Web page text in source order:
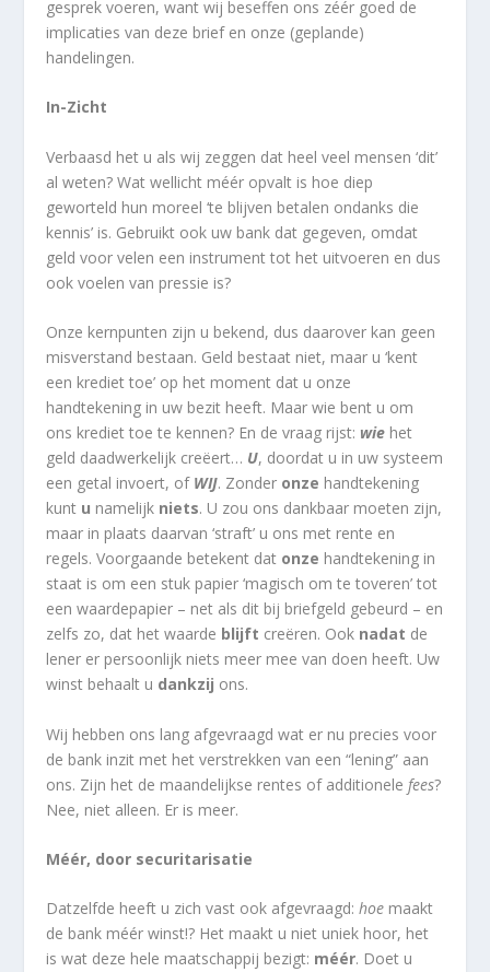
gesprek voeren, want wij beseffen ons zéér goed de
implicaties van deze brief en onze (geplande)
handelingen.
In-Zicht
Verbaasd het u als wij zeggen dat heel veel mensen ‘dit’
al weten? Wat wellicht méér opvalt is hoe diep
geworteld hun moreel ‘te blijven betalen ondanks die
kennis’ is. Gebruikt ook uw bank dat gegeven, omdat
geld voor velen een instrument tot het uitvoeren en dus
ook voelen van pressie is?
Onze kernpunten zijn u bekend, dus daarover kan geen
misverstand bestaan. Geld bestaat niet, maar u ‘kent
een krediet toe’ op het moment dat u onze
handtekening in uw bezit heeft. Maar wie bent u om
ons krediet toe te kennen? En de vraag rijst: wie het
geld daadwerkelijk creëert… U, doordat u in uw systeem
een getal invoert, of WIJ. Zonder onze handtekening
kunt u namelijk niets. U zou ons dankbaar moeten zijn,
maar in plaats daarvan ‘straft’ u ons met rente en
regels. Voorgaande betekent dat onze handtekening in
staat is om een stuk papier ‘magisch om te toveren’ tot
een waardepapier – net als dit bij briefgeld gebeurd – en
zelfs zo, dat het waarde blijft creëren. Ook nadat de
lener er persoonlijk niets meer mee van doen heeft. Uw
winst behaalt u dankzij ons.
Wij hebben ons lang afgevraagd wat er nu precies voor
de bank inzit met het verstrekken van een “lening” aan
ons. Zijn het de maandelijkse rentes of additionele fees?
Nee, niet alleen. Er is meer.
Méér, door securitarisatie
Datzelfde heeft u zich vast ook afgevraagd:hoe maakt
de bank méér winst!? Het maakt u niet uniek hoor, het
is wat deze hele maatschappij bezigt: méér. Doet u